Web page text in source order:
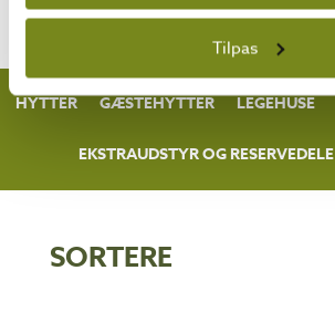
Tilpas
mange år.
HYTTER GÆSTEHYTTER LEGEHUSE
EKSTRAUDSTYR OG RESERVEDELE
SORTERE​